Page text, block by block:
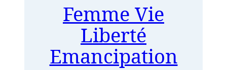
Femme Vie
Liberté
Emancipation